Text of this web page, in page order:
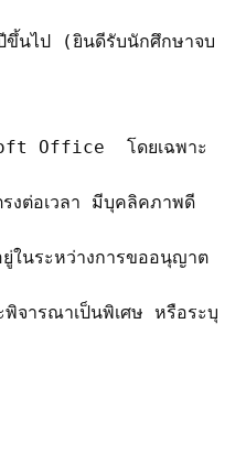
ไป (ยินดีรับนักศึกษาจบ
Office โดยเฉพาะ
ต่อเวลา มีบุคลิคภาพดี
นระหว่างการขออนุญาต
จารณาเป็นพิเศษ หรือระบุ